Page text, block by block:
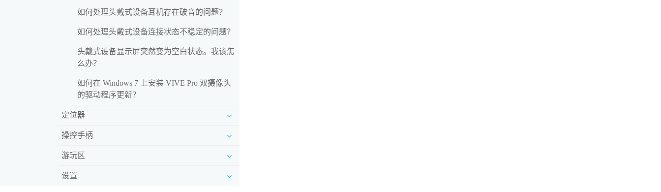
如何处理头戴式设备耳机存在破音的问题？
如何处理头戴式设备连接状态不稳定的问题？
头戴式设备显示屏突然变为空白状态。我该怎
么办？
如何在 Windows 7 上安装 VIVE Pro 双摄像头
的驱动程序更新？
定位器
操控手柄
游玩区
设置